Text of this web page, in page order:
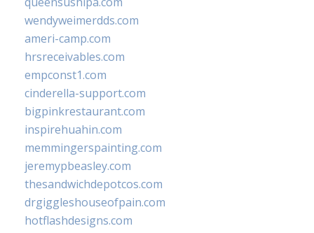
wendyweimerdds.com
ameri-camp.com
hrsreceivables.com
empconst1.com
cinderella-support.com
bigpinkrestaurant.com
inspirehuahin.com
memmingerspainting.com
jeremypbeasley.com
thesandwichdepotcos.com
drgiggleshouseofpain.com
hotflashdesigns.com